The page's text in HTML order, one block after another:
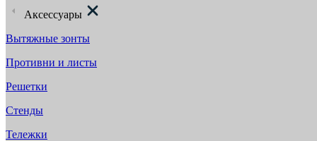
Аксессуары
Вытяжные зонты
Противни и листы
Решетки
Стенды
Тележки